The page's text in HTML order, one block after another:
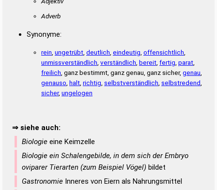
Adverb
Synonyme:
rein ungetrübt deutlich eindeutig offensichtlich
unmissverständlich verständlich bereit fertig parat
freilich , ganz bestimmt, ganz genau, ganz sicher, genau
genauso halt richtig selbstverständlich selbstredend
sicher, ungelogen
⇒ siehe auch:
Biologie eine Keimzelle
Biologie ein Schalengebilde, in dem sich der Embryo
oviparer Tierarten (zum Beispiel Vögel) bildet
Gastronomie Inneres von Eiern als Nahrungsmittel